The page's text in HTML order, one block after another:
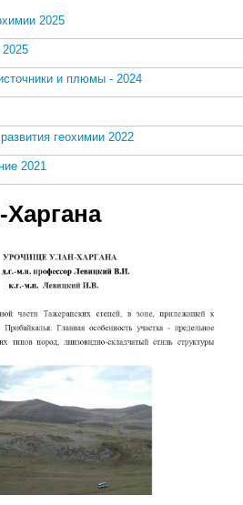
2025
и плюмы - 2024
геохимии 2022
2021